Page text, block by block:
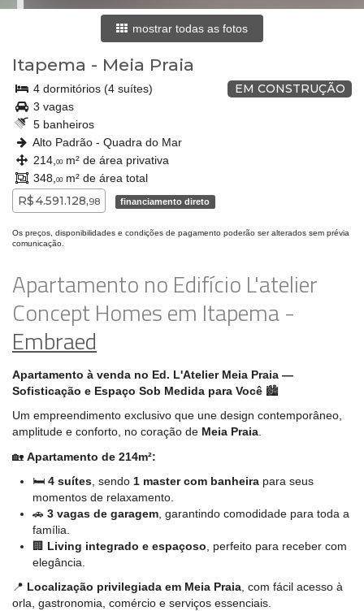
mostrar todas as fotos
Itapema - Meia Praia
EM CONSTRUÇÃO
4 dormitórios (4 suítes)
3 vagas
5 banheiros
Alto Padrão - Quadra do Mar
214, 00m² de área privativa
348, 00m² de área total
R$ 4.591.128,98 financiamento direto
Os preços, disponibilidades e condições de pagamento poderão ser alterados sem prévia
comunicação.
Apartamento no Edifício L'atelier
Concept Homes em Itapema -
Embraed
Apartamento à venda no Ed. L'Atelier Meia Praia —
Sofisticação e Espaço Sob Medida para Você 🏙️
Um empreendimento exclusivo que une design contemporâneo,
amplitude e conforto, no coração de Meia Praia
🏡 Apartamento de 214m²:
🛏️ 4 suítes , sendo 1 master com banheira para seus
momentos de relaxamento.
🚗 3 vagas de garagem , garantindo comodidade para toda a
família.
🏢 Living integrado e espaçoso , perfeito para receber com
elegância.
📍 Localização privilegiada em Meia Praia , com fácil acesso à
orla, gastronomia, comércio e serviços essenciais.